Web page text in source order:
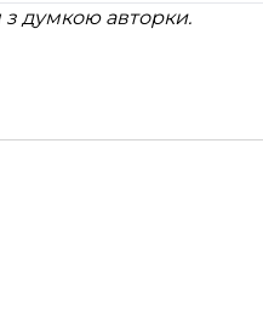
з думкою авторки.